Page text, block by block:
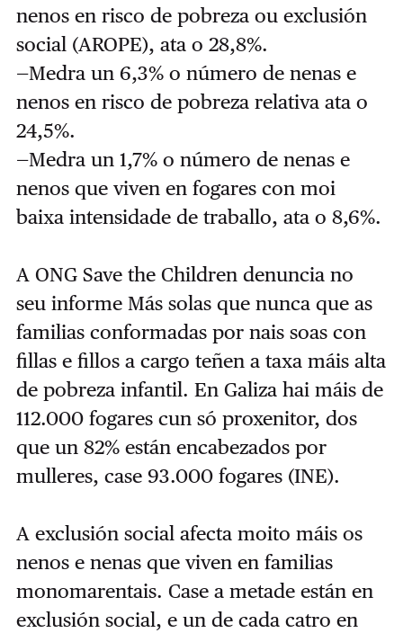
nenos en risco de pobreza ou exclusión
social (AROPE), ata o 28,8%.
—Medra un 6,3% o número de nenas e
nenos en risco de pobreza relativa ata o
24,5%.
—Medra un 1,7% o número de nenas e
nenos que viven en fogares con moi
baixa intensidade de traballo, ata o 8,6%.
A ONG Save the Children denuncia no
seu informe Más solas que nunca que as
familias conformadas por nais soas con
fillas e fillos a cargo teñen a taxa máis alta
de pobreza infantil. En Galiza hai máis de
112.000 fogares cun só proxenitor, dos
que un 82% están encabezados por
mulleres, case 93.000 fogares (INE).
A exclusión social afecta moito máis os
nenos e nenas que viven en familias
monomarentais. Case a metade están en
exclusión social, e un de cada catro en